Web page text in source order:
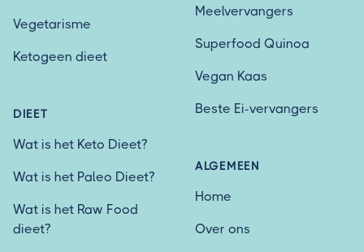
Vegetarisme
Ketogeen dieet
DIEET
Wat is het Keto Dieet?
Wat is het Paleo Dieet?
Wat is het Raw Food
dieet?
Meelvervangers
Superfood Quinoa
Vegan Kaas
Beste Ei-vervangers
ALGEMEEN
Home
Over ons